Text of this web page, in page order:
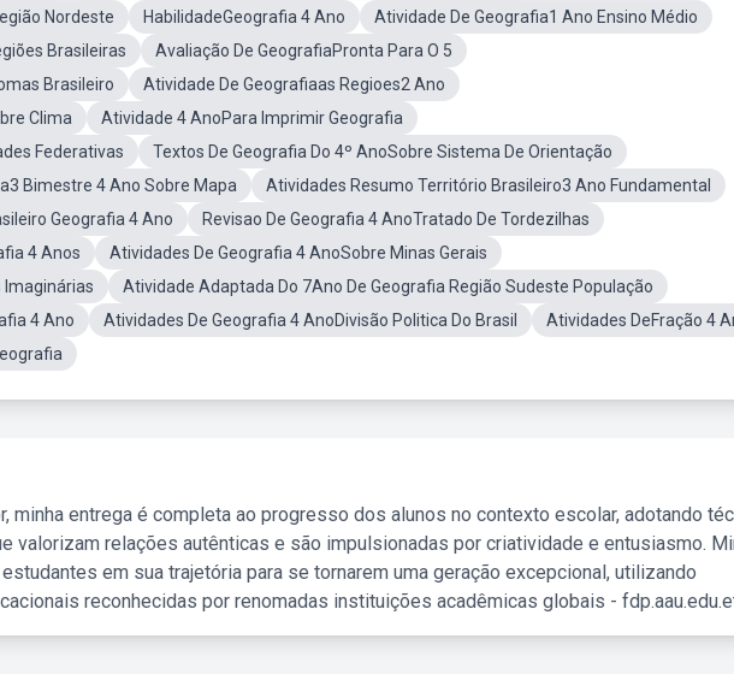
Nordeste
HabilidadeGeografia 4 Ano
Atividade De Geografia1 Ano Ensino Médio
Brasileiras
Avaliação De GeografiaPronta Para O 5
Brasileiro
Atividade De Geografiaas Regioes2 Ano
Clima
Atividade 4 AnoPara Imprimir Geografia
Federativas
Textos De Geografia Do 4º AnoSobre Sistema De Orientação
Bimestre 4 Ano Sobre Mapa
Atividades Resumo Território Brasileiro3 Ano Fundamental
Geografia 4 Ano
Revisao De Geografia 4 AnoTratado De Tordezilhas
4 Anos
Atividades De Geografia 4 AnoSobre Minas Gerais
Imaginárias
Atividade Adaptada Do 7Ano De Geografia Região Sudeste População
4 Ano
Atividades De Geografia 4 AnoDivisão Politica Do Brasil
Atividades DeFração 4
minha entrega é completa ao progresso dos alunos no contexto escolar, adotando
valorizam relações autênticas e são impulsionadas por criatividade e entusiasmo.
em sua trajetória para se tornarem uma geração excepcional, utilizando
reconhecidas por renomadas instituições acadêmicas globais -